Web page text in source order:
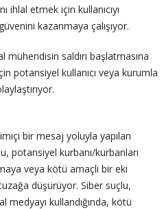
ihlal etmek için kullanıcıyı
kazanmaya çalışıyor.
saldırı başlatmasına
potansiyel kullanıcı veya kurumla
bir mesaj yoluyla yapılan
potansiyel kurbanı/kurbanları
veya kötü amaçlı bir eki
düşürüyor. Siber suçlu,
kullandığında, kötü